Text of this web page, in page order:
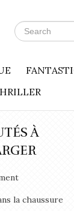
À
la chaussure